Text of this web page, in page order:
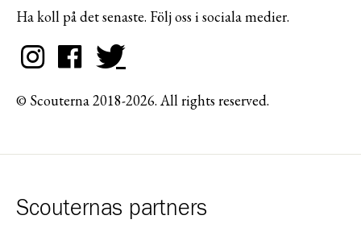
Ha koll på det senaste. Följ oss i sociala medier.
© Scouterna 2018-2026. All rights reserved.
Scouternas partners